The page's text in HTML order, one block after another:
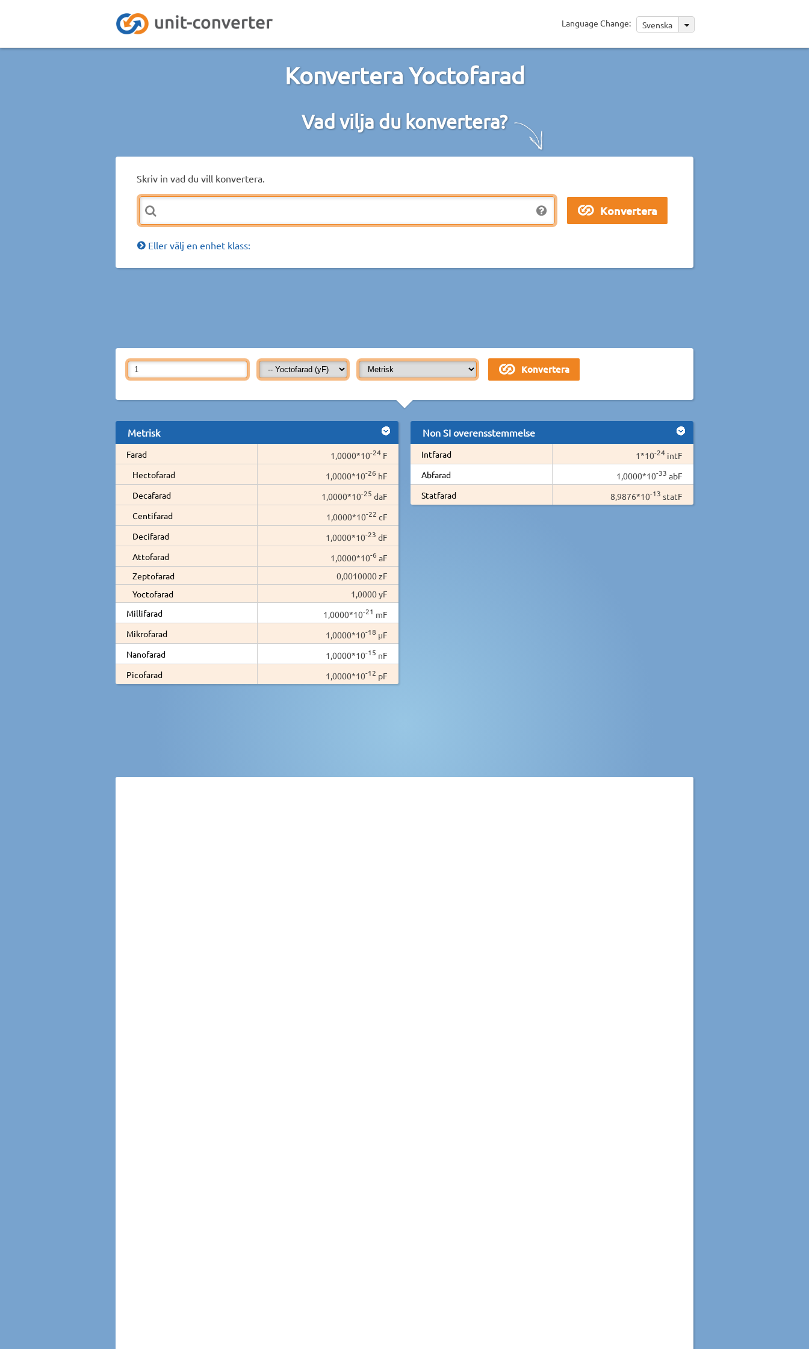
Language Change: Svenska
Konvertera Yoctofarad
Vad vilja du konvertera?
Skriv in vad du vill konvertera.
Eller välj en enhet klass:
Metrisk
Farad 1,0000*10-24 F
Hectofarad
1,0000*10-26 hF
Decafarad
1,0000*10-25 daF
Centifarad
1,0000*10-22 cF
Decifarad
1,0000*10-23 dF
Attofarad
1,0000*10-6 aF
Zeptofarad
0,0010000 zF
Yoctofarad
1,0000 yF
Millifarad
1,0000*10-21 mF
Mikrofarad
1,0000*10-18 µF
Nanofarad
1,0000*10-15 nF
Picofarad
1,0000*10-12 pF
Non SI overensstemmelse
Intfarad 1*10-24intF
Abfarad
1,0000*10-33 abF
Statfarad
8,9876*10-13 statF